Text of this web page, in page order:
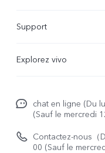
V23 5G
Y22s
Y35
Support
Centre de services
Authentification IMEI
Prix des réparations
Explorez vivo
La vie chez vivo
vivo netiquette
chat en ligne (Du
(Sauf le mercredi
Contactez-nous（
00 (Sauf le